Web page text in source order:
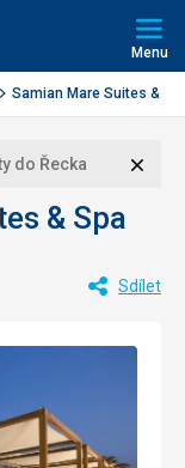
Menu
Samian Mare Suites & S...
do Řecka
& Spa
Sdílet